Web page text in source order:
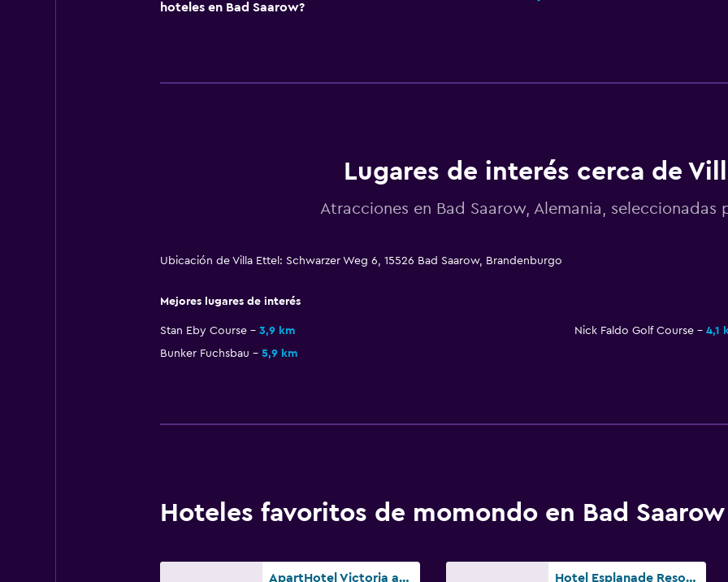
hoteles en Bad Saarow?
Lugares de interés cerca de
Atracciones en Bad Saarow, Alemania, seleccionadas
Ubicación de Villa Ettel: Schwarzer Weg 6, 15526 Bad Saarow, Brandenburgo
Mejores lugares de interés
Stan Eby Course 3,9 km Nick Faldo Golf Course
4,1
Bunker Fuchsbau
5,9 km
Hoteles favoritos de momondo en Bad Saarow
ApartHotel Victoria am See Hotel Esplanade Resort & Spa - Adults Only